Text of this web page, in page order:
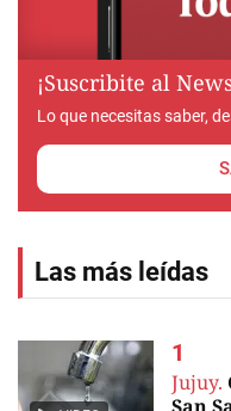
¡Suscribite al
Lo que necesitas saber,
Las más leídas
Jujuy.